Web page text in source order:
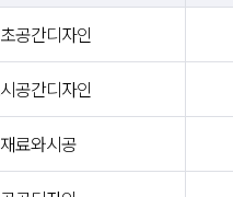
공간디자인
공간디자인
재료와시공